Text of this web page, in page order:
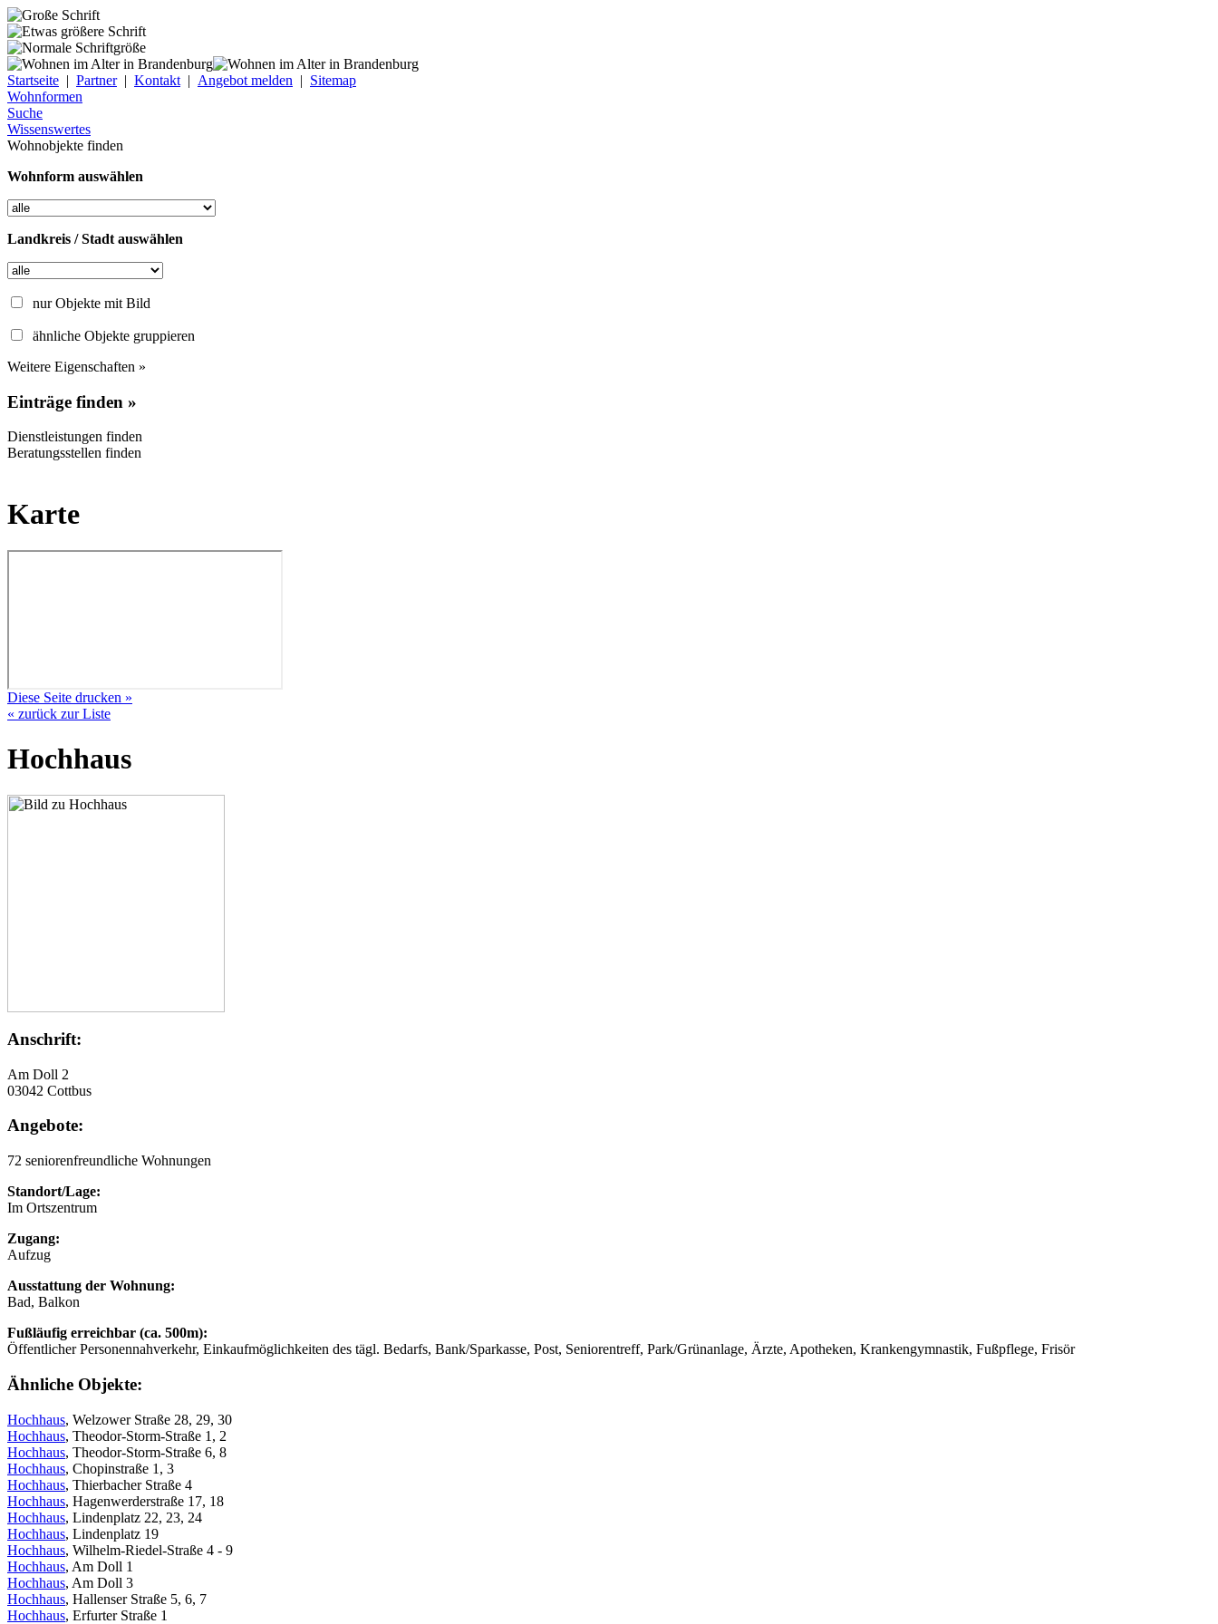
Startseite | Partner| Kontakt | Angebot melden | Sitemap
Wohnformen
Suche
Wissenswertes
Wohnobjekte finden
Wohnform auswählen
Landkreis / Stadt auswählen
nur Objekte mit Bild
ähnliche Objekte gruppieren
Weitere Eigenschaften »
Einträge finden »
Dienstleistungen finden
Beratungsstellen finden
Karte
Diese Seite drucken »
« zurück zur Liste
Hochhaus
Anschrift:
Am Doll 2
03042 Cottbus
Angebote:
72 seniorenfreundliche Wohnungen
Standort/Lage:
Im Ortszentrum
Zugang:
Aufzug
Ausstattung der Wohnung:
Bad, Balkon
Fußläufig erreichbar (ca. 500m):
Öffentlicher Personennahverkehr, Einkaufmöglichkeiten des tägl. Bedarfs, Bank/Sparkasse, Post, Seniorentreff, Park/Grünanlage, Ärzte, Apotheken, Krankengymnastik, Fußpflege, Frisör
Ähnliche Objekte:
Hochhaus, Welzower Straße 28, 29, 30
Hochhaus, Theodor-Storm-Straße 1, 2
Hochhaus, Theodor-Storm-Straße 6, 8
Hochhaus, Chopinstraße 1, 3
Hochhaus, Thierbacher Straße 4
Hochhaus, Hagenwerderstraße 17, 18
Hochhaus, Lindenplatz 22, 23, 24
Hochhaus, Lindenplatz 19
Hochhaus, Wilhelm-Riedel-Straße 4 - 9
Hochhaus, Am Doll 1
Hochhaus, Am Doll 3
Hochhaus, Hallenser Straße 5, 6, 7
Hochhaus, Erfurter Straße 1